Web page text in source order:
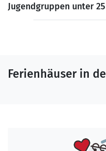
Jugendgruppen unter 25
Ferienhäuser in